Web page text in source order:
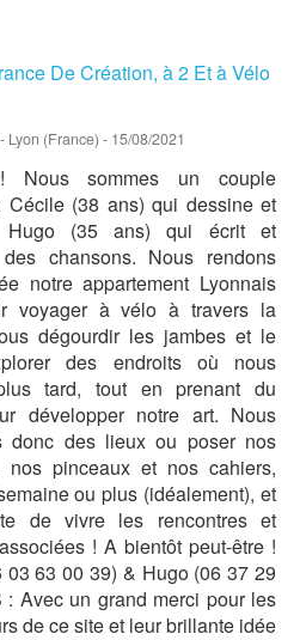
De Création, à 2 Et à Vélo
- Lyon (France) - 15/08/2021
Nous sommes un couple
Cécile (38 ans) qui dessine et
(35 ans) qui écrit et
chansons. Nous rendons
notre appartement Lyonnais
voyager à vélo à travers la
dégourdir les jambes et le
des endroits où nous
tard, tout en prenant du
développer notre art. Nous
donc des lieux ou poser nos
nos pinceaux et nos cahiers,
ou plus (idéalement), et
de vivre les rencontres et
! A bientôt peut-être !
03 63 00 39) & Hugo (06 37 29
: Avec un grand merci pour les
de ce site et leur brillante idée